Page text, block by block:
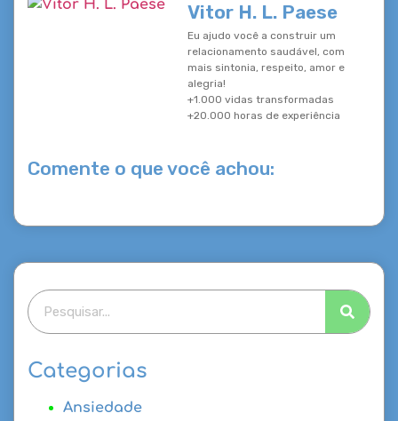
Vitor H. L. Paese
Eu ajudo você a construir um
relacionamento saudável, com
mais sintonia, respeito, amor e
alegria!
+1.000 vidas transformadas
+20.000 horas de experiência
Comente o que você achou:
Categorias
Ansiedade